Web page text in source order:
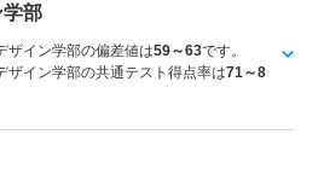
学部
ザイン学部の偏差値は59～63です。
ザイン学部の共通テスト得点率は71～8